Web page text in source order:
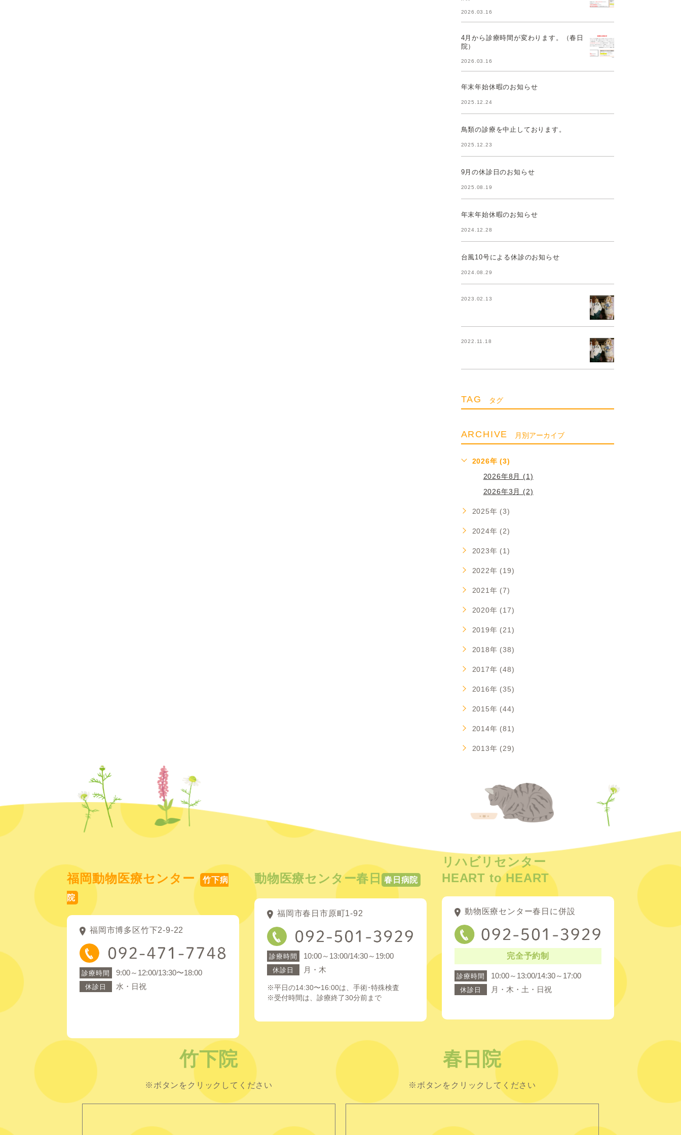
2026.03.16
4月から診療時間が変わります。（春日
院）
2026.03.16
年末年始休暇のお知らせ
2025.12.24
鳥類の診療を中止しております。
2025.12.23
9月の休診日のお知らせ
2025.08.19
年末年始休暇のお知らせ
2024.12.28
台風10号による休診のお知らせ
2024.08.29
2023.02.13
2022.11.18
TAG タグ
ARCHIVE 月別アーカイブ
2026年 (3)
2026年8月 (1)
2026年3月 (2)
2025年 (3)
2024年 (2)
2023年 (1)
2022年 (19)
2021年 (7)
2020年 (17)
2019年 (21)
2018年 (38)
2017年 (48)
2016年 (35)
2015年 (44)
2014年 (81)
2013年 (29)
福岡動物医療センター 竹下病
院
福岡市博多区竹下2-9-22
診療時間 9:00～12:00/13:30〜18:00
休診日 水・日祝
動物医療センター春日 春日病院
福岡市春日市原町1-92
診療時間 10:00～13:00/14:30～19:00
休診日 月・木
※平日の14:30〜16:00は、手術･特殊検査
※受付時間は、診療終了30分前まで
リハビリセンター
HEART to HEART
動物医療センター春日に併設
完全予約制
診療時間 10:00～13:00/14:30～17:00
休診日 月・木・土・日祝
竹下院
※ボタンをクリックしてください
春日院
※ボタンをクリックしてください